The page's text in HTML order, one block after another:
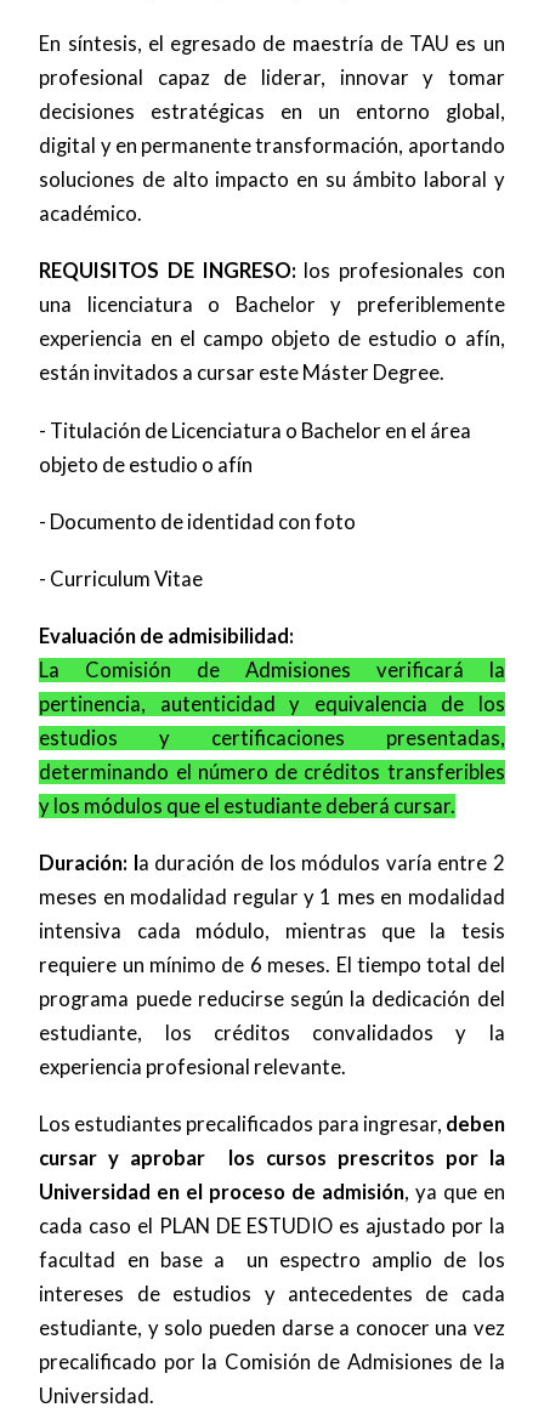
En síntesis, el egresado de maestría de TAU es un
profesional capaz de liderar, innovar y tomar
decisiones estratégicas en un entorno global,
digital y en permanente transformación, aportando
soluciones de alto impacto en su ámbito laboral y
académico.
REQUISITOS DE INGRESO: los profesionales con
una licenciatura o Bachelor y preferiblemente
experiencia en el campo objeto de estudio o afín,
están invitados a cursar este Máster Degree.
- Titulación de Licenciatura o Bachelor en el área
objeto de estudio o afín
- Documento de identidad con foto
- Curriculum Vitae
Evaluación de admisibilidad:
La Comisión de Admisiones verificará la
pertinencia, autenticidad y equivalencia de los
estudios y certificaciones presentadas,
determinando el número de créditos transferibles
y los módulos que el estudiante deberá cursar.
Duración: l a duración de los módulos varía entre 2
meses en modalidad regular y 1 mes en modalidad
intensiva cada módulo, mientras que la tesis
requiere un mínimo de 6 meses. El tiempo total del
programa puede reducirse según la dedicación del
estudiante, los créditos convalidados y la
experiencia profesional relevante.
Los estudiantes precalificados para ingresar, deben
cursar y aprobar los cursos prescritos por la
Universidad en el proceso de admisión, ya que en
cada caso el PLAN DE ESTUDIO es ajustado por la
facultad en base a un espectro amplio de los
intereses de estudios y antecedentes de cada
estudiante, y solo pueden darse a conocer una vez
precalificado por la Comisión de Admisiones de la
Universidad.